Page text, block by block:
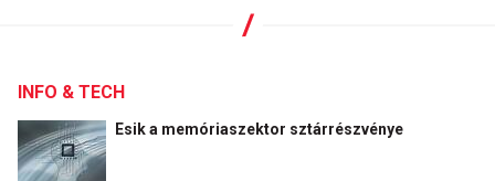
INFO & TECH
Esik a memóriaszektor sztárrészvénye